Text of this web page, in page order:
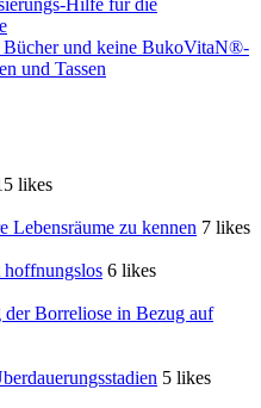
Hilfe für die
Bücher und keine BukoVitaN®-
und Tassen
likes
Lebensräume zu kennen 7 likes
hoffnungslos 6 likes
Borreliose in Bezug auf
5 likes